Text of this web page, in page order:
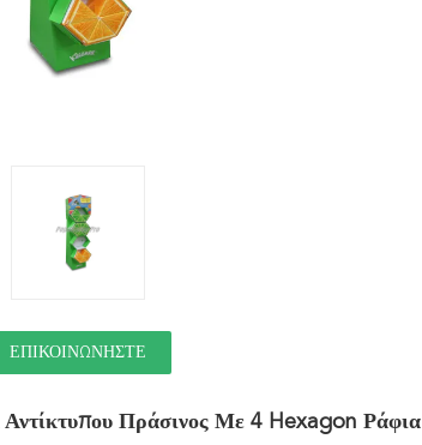
ΕΠΙΚΟΙΝΩΝΉΣΤΕ
Αντίκτυπου Πράσινος Με 4 Hexagon Ράφια